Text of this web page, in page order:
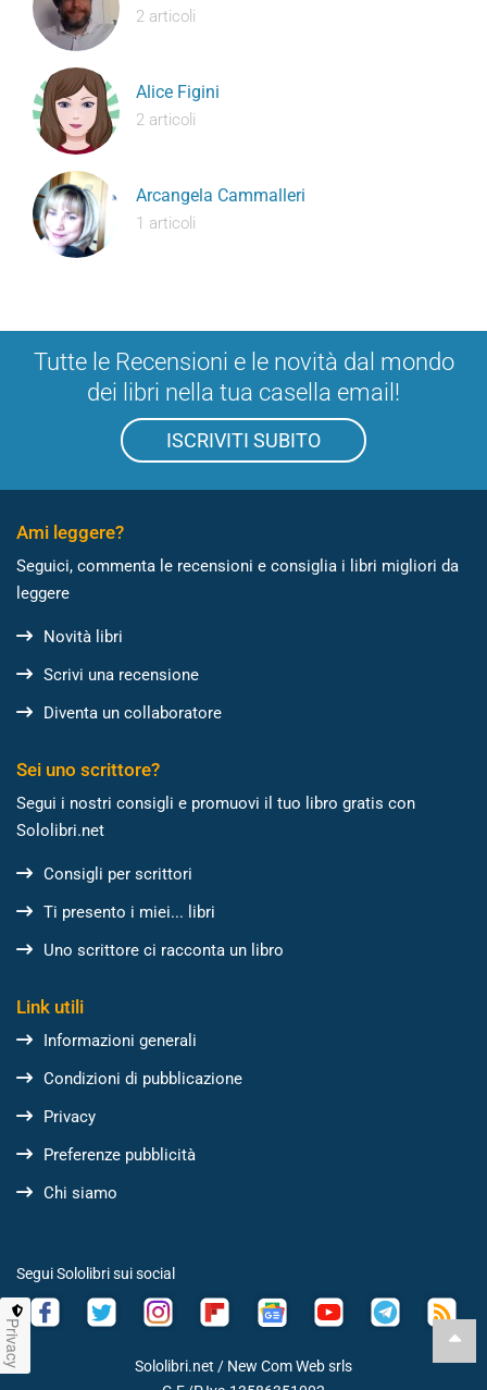
2 articoli
Alice Figini
2 articoli
Arcangela Cammalleri
1 articoli
Tutte le Recensioni e le novità dal mondo
dei libri nella tua casella email!
ISCRIVITI SUBITO
Ami leggere?
Seguici, commenta le recensioni e consiglia i libri migliori da
leggere
Novità libri
Scrivi una recensione
Diventa un collaboratore
Sei uno scrittore?
Segui i nostri consigli e promuovi il tuo libro gratis con
Sololibri.net
Consigli per scrittori
Ti presento i miei... libri
Uno scrittore ci racconta un libro
Link utili
Informazioni generali
Condizioni di pubblicazione
Privacy
Preferenze pubblicità
Chi siamo
Segui Sololibri sui social
Sololibri.net / New Com Web srls
Privacy